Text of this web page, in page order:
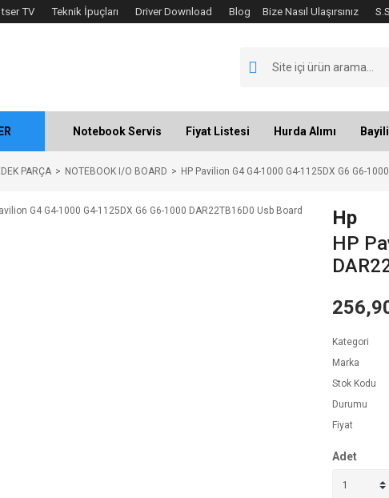
TV Teknik İpuçları Driver Download Blog Bize Nasıl Ulaşırsınız
Notebook Servis Fiyat Listesi Hurda Alımı
PARÇA NOTEBOOK I/O BOARD HP Pavilion G4 G4-1000 G4-1125DX G6 G6-
Hp
HP
Kategori
Marka
Stok Kodu
Durumu
Fiyat
Adet